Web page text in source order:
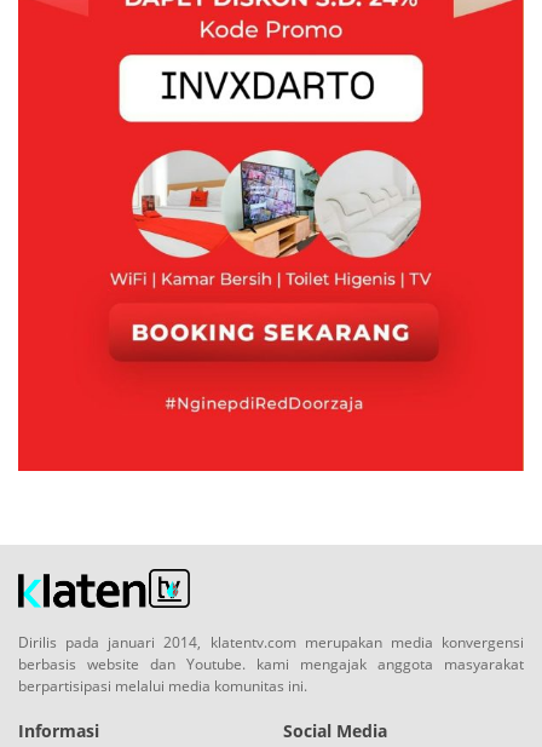
Dirilis pada januari 2014, klatentv.com merupakan media konvergensi
berbasis website dan Youtube. kami mengajak anggota masyarakat
berpartisipasi melalui media komunitas ini.
Informasi Social Media